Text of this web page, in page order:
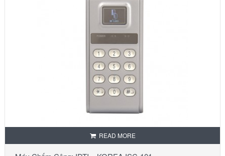
READ MORE